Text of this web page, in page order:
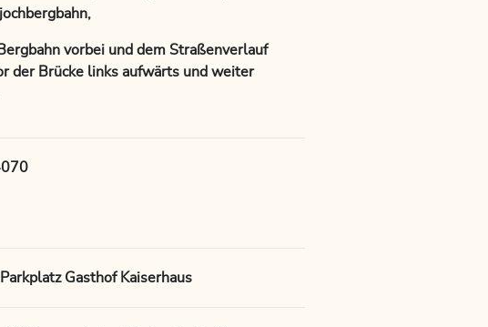
vorbei und dem Straßenverlauf
der Brücke links aufwärts und weiter
Gasthof Kaiserhaus